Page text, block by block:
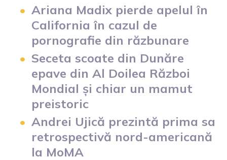
Ariana Madix pierde apelul în
California în cazul de
pornografie din răzbunare
Seceta scoate din Dunăre
epave din Al Doilea Război
Mondial și chiar un mamut
preistoric
Andrei Ujică prezintă prima sa
retrospectivă nord-americană
la MoMA